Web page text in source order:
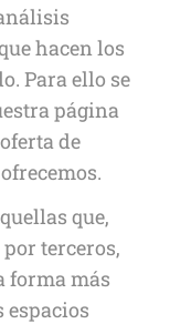
hacen los
Para ello se
página
de
que,
terceros,
forma más
espacios